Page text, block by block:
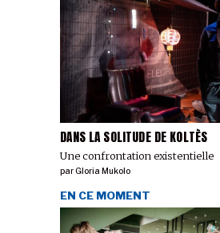
DANS LA SOLITUDE DE KOLTÈS
Une confrontation existentielle
parGloria Mukolo
EN CE MOMENT